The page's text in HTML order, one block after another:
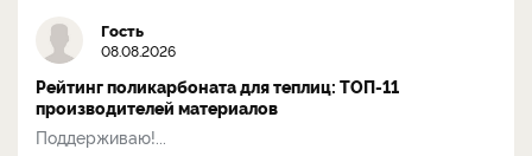
Гость
08.08.2026
Рейтинг поликарбоната для теплиц: ТОП-11
производителей материалов
Поддерживаю!...